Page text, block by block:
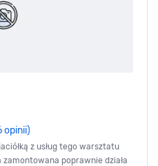
opinii)
z usług tego warsztatu
poprawnie działa